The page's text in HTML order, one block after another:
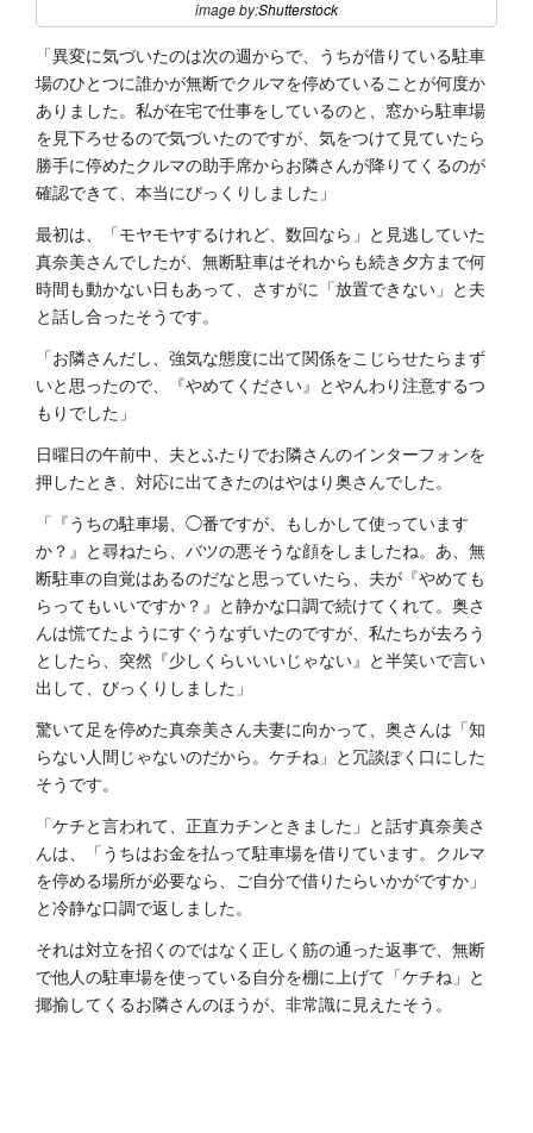
image by:Shutterstock
「異変に気づいたのは次の週からで、うちが借りている駐車
場のひとつに誰かが無断でクルマを停めていることが何度か
ありました。私が在宅で仕事をしているのと、窓から駐車場
を見下ろせるので気づいたのですが、気をつけて見ていたら
勝手に停めたクルマの助手席からお隣さんが降りてくるのが
確認できて、本当にびっくりしました」
最初は、「モヤモヤするけれど、数回なら」と見逃していた
真奈美さんでしたが、無断駐車はそれからも続き夕方まで何
時間も動かない日もあって、さすがに「放置できない」と夫
と話し合ったそうです。
「お隣さんだし、強気な態度に出て関係をこじらせたらまず
いと思ったので、『やめてください』とやんわり注意するつ
もりでした」
日曜日の午前中、夫とふたりでお隣さんのインターフォンを
押したとき、対応に出てきたのはやはり奥さんでした。
「『うちの駐車場、◯番ですが、もしかして使っています
か？』と尋ねたら、バツの悪そうな顔をしましたね。あ、無
断駐車の自覚はあるのだなと思っていたら、夫が『やめても
らってもいいですか？』と静かな口調で続けてくれて。奥さ
んは慌てたようにすぐうなずいたのですが、私たちが去ろう
としたら、突然『少しくらいいいじゃない』と半笑いで言い
出して、びっくりしました」
驚いて足を停めた真奈美さん夫妻に向かって、奥さんは「知
らない人間じゃないのだから。ケチね」と冗談ぽく口にした
そうです。
「ケチと言われて、正直カチンときました」と話す真奈美さ
んは、「うちはお金を払って駐車場を借りています。クルマ
を停める場所が必要なら、ご自分で借りたらいかがですか」
と冷静な口調で返しました。
それは対立を招くのではなく正しく筋の通った返事で、無断
で他人の駐車場を使っている自分を棚に上げて「ケチね」と
揶揄してくるお隣さんのほうが、非常識に見えたそう。